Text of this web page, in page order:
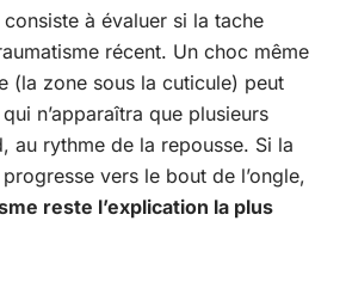
à évaluer si la tache
récent. Un choc même
(la zone sous la cuticule) peut
n’apparaîtra que plusieurs
au rythme de la repousse. Si la
vers le bout de l’ongle,
reste l’explication la plus